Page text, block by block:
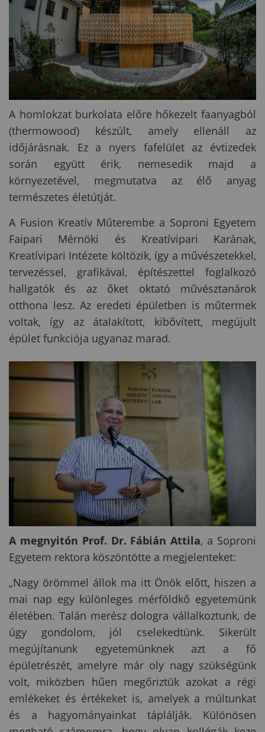
A homlokzat burkolata előre hőkezelt faanyagból
(thermowood) készült, amely ellenáll az
időjárásnak. Ez a nyers fafelület az évtizedek
során együtt érik, nemesedik majd a
környezetével, megmutatva az élő anyag
természetes életútját.
A Fusion Kreatív Műterembe a Soproni Egyetem
Faipari Mérnöki és Kreatívipari Karának,
Kreatívipari Intézete költözik, így a művészetekkel,
tervezéssel, grafikával, építészettel foglalkozó
hallgatók és az őket oktató művésztanárok
otthona lesz. Az eredeti épületben is műtermek
voltak, így az átalakított, kibővített, megújult
épület funkciója ugyanaz marad.
A megnyitón Prof. Dr. Fábián Attila, a Soproni
Egyetem rektora köszöntötte a megjelenteket:
„Nagy örömmel állok ma itt Önök előtt, hiszen a
mai nap egy különleges mérföldkő egyetemünk
életében. Talán merész dologra vállalkoztunk, de
úgy gondolom, jól cselekedtünk. Sikerült
megújítanunk egyetemünknek azt a fő
épületrészét, amelyre már oly nagy szükségünk
volt, miközben hűen megőriztük azokat a régi
emlékeket és értékeket is, amelyek a múltunkat
és a hagyományainkat táplálják. Különösen